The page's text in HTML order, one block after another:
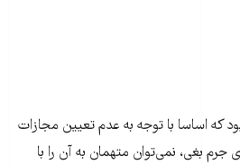
که اساسا با توجه به عدم تعیین مجازات
بغی، نمی‌توان متهمان به آن را با